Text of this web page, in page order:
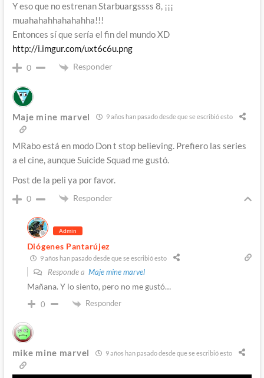
Y eso que no estrenan Starbuargssss 8, ¡¡¡
muahahahhahahahha!!!
Entonces sí que sería el fin del mundo XD
http://i.imgur.com/uxt6c6u.png
0 Responder
Maje mine marvel 9 años han pasado desde que se escribió esto
MRabo está en modo Don t stop believing. Prefiero las series
a el cine, aunque Suicide Squad me gustó.
Post de la peli ya por favor.
0 Responder
Admin
Diógenes Pantarújez
9 años han pasado desde que se escribió esto
Responde a Maje mine marvel
Mañana. Y lo siento, pero no me gustó…
0 Responder
mike mine marvel 9 años han pasado desde que se escribió esto